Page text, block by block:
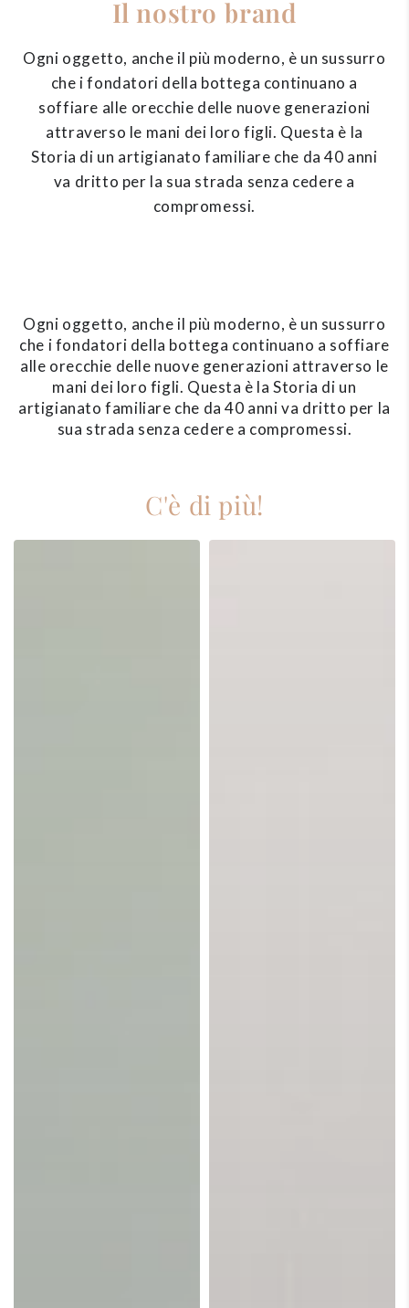
Il nostro brand
Ogni oggetto, anche il più moderno, è un sussurro
che i fondatori della bottega continuano a
soffiare alle orecchie delle nuove generazioni
attraverso le mani dei loro figli. Questa è la
Storia di un artigianato familiare che da 40 anni
va dritto per la sua strada senza cedere a
compromessi.
Ogni oggetto, anche il più moderno, è un sussurro
che i fondatori della bottega continuano a soffiare
alle orecchie delle nuove generazioni attraverso le
mani dei loro figli. Questa è la Storia di un
artigianato familiare che da 40 anni va dritto per la
sua strada senza cedere a compromessi.
C'è di più!